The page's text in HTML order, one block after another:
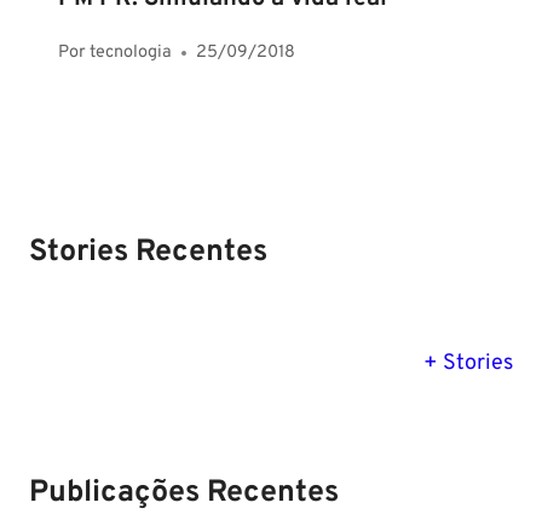
Portecnologia 25/09/2018
Stories Recentes
+ Stories
MG:
Publicações Recentes